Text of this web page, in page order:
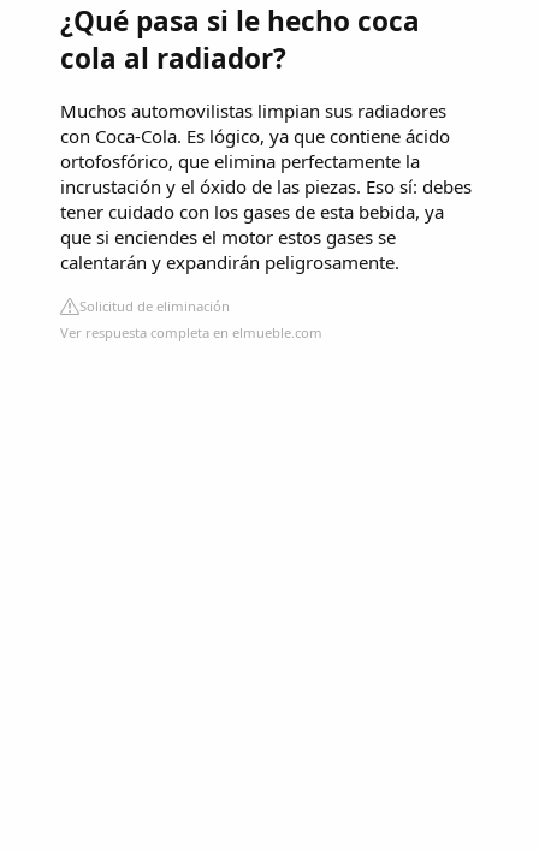
¿Qué pasa si le hecho coca
cola al radiador?
Muchos automovilistas limpian sus radiadores
con Coca-Cola. Es lógico, ya que contiene ácido
ortofosfórico, que elimina perfectamente la
incrustación y el óxido de las piezas. Eso sí: debes
tener cuidado con los gases de esta bebida, ya
que si enciendes el motor estos gases se
calentarán y expandirán peligrosamente.
Solicitud de eliminación
Ver respuesta completa en elmueble.com